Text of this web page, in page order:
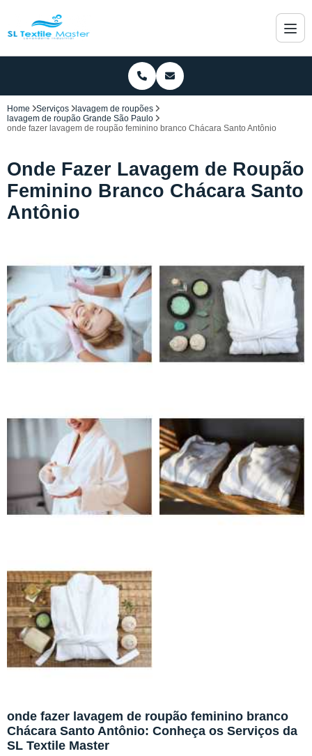
Home Serviços
lavagem de roupões
lavagem de roupão Grande São Paulo
onde fazer lavagem de roupão feminino branco Chácara Santo Antônio
Onde Fazer Lavagem de Roupão
Feminino Branco Chácara Santo
Antônio
onde fazer lavagem de roupão feminino branco
Chácara Santo Antônio: Conheça os Serviços da
SL Textile Master